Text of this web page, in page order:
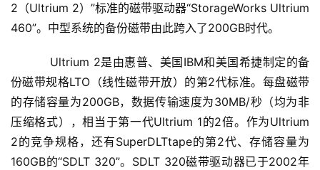
2（Ultrium 2）”标准的磁带驱动器“StorageWorks Ultrium
460”。中型系统的备份磁带由此跨入了200GB时代。
Ultrium 2是由惠普、美国IBM和美国希捷制定的备
份磁带规格LTO（线性磁带开放）的第2代标准。每盘磁带
的存储容量为200GB，数据传输速度为30MB/秒（均为非
压缩格式），相当于第一代Ultrium 1的2倍。作为Ultrium
2的竞争规格，还有SuperDLTtape的第2代、存储容量为
160GB的“SDLT 320”。SDLT 320磁带驱动器已于2002年